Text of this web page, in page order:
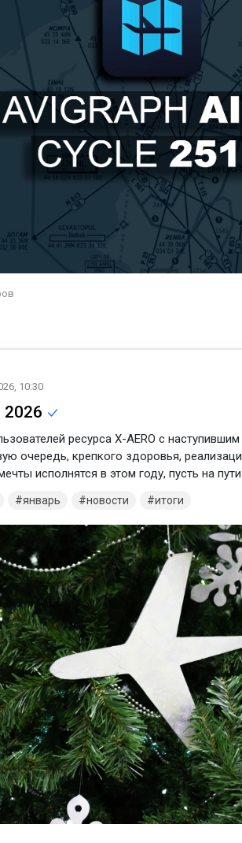
10:30
ресурса X-AERO с
очередь, крепкого здоровья,
исполнятся в этом году, пусть на
Подведем итоги уходящего 2025
аккаунта Ежедневный прирост
январь новости итоги